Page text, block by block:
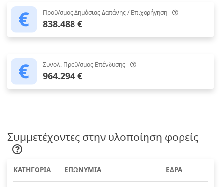
Προϋ/σμος Δημόσιας Δαπάνης / Επιχορήγηση
838.488 €
Συνολ. Προϋ/σμος Επένδυσης
964.294 €
Συμμετέχοντες στην υλοποίηση φορείς
ΚΑΤΗΓΟΡΙΑ ΕΠΩΝΥΜΙΑ ΕΔΡΑ